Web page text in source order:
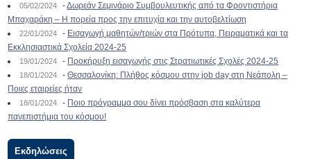
05/02/2024 -Δωρεάν Σεμινάριο Συμβουλευτικής από τα Φροντιστήρια
Μπαχαράκη – Η πορεία προς την επιτυχία και την αυτοβελτίωση
22/01/2024 - Εισαγωγή μαθητών/τριών στα Πρότυπα, Πειραματικά και τα
Εκκλησιαστικά Σχολεία 2024-25
19/01/2024 - Προκήρυξη εισαγωγής στις Στρατιωτικές Σχολές 2024-25
18/01/2024 -Θεσσαλονίκη: Πλήθος κόσμου στην job day στη Νεάπολη –
Ποιες εταιρείες ήταν
18/01/2024 - Ποιο πρόγραμμα σου δίνει πρόσβαση στα καλύτερα
πανεπιστήμια του κόσμου!
Εκδηλώσεις